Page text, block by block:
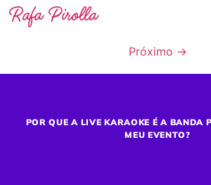
Rafa Pirolla
Próximo →
POR QUE A LIVE KARAOKE É A BANDA
MEU EVENTO?